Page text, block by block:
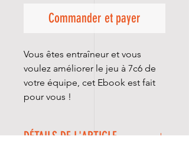
Commander et payer
Vous êtes entraîneur et vous
voulez améliorer le jeu à 7c6 de
votre équipe, cet Ebook est fait
pour vous !
DÉTAILS DE L'ARTICLE